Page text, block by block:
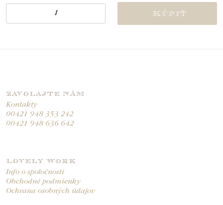
Kúpiť
ZAVOLAJTE NÁM
Kontakty
00421 948 353 242
00421 948 636 642
LOVELY WORK
Info o spoločnosti
Obchodné podmienky
Ochrana osobných údajov